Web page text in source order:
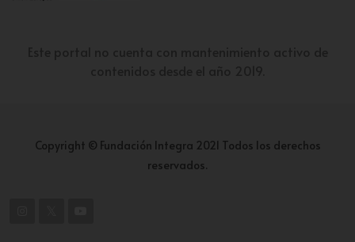
Copyright © Fundación Integra 2021 Todos los derechos
reservados.